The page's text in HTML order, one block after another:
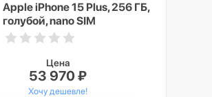
Apple iPhone 15 Plus, 256 ГБ,
голубой, nano SIM
Цена
53 970 ₽
Хочу дешевле!